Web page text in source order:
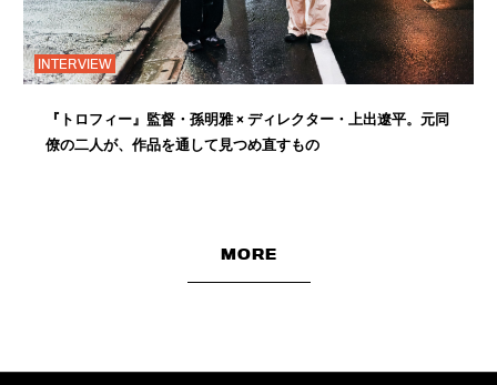
INTERVIEW
『トロフィー』監督・孫明雅 × ディレクター・上出遼平。元同
僚の二人が、作品を通して見つめ直すもの
MORE